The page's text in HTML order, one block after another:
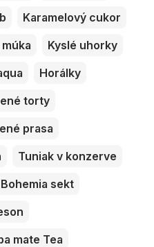
Karamelový cukor
Kyslé uhorky
Horálky
torty
prasa
Tuniak v konzerve
Bohemia sekt
mate Tea